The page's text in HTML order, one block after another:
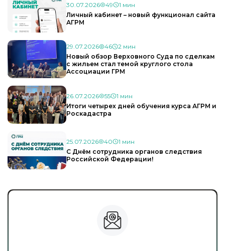
30.07.2026 49
1 мин
Личный кабинет – новый функционал сайта
АГРМ
29.07.2026 46
2 мин
Новый обзор Верховного Суда по сделкам
с жильем стал темой круглого стола
Ассоциации ГРМ
26.07.2026 55
1 мин
Итоги четырех дней обучения курса АГРМ и
Роскадастра
25.07.2026 40
1 мин
С Днём сотрудника органов следствия
Российской Федерации!